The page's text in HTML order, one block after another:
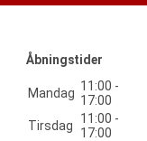
Åbningstider
Mandag 11:00 -
17:00
Tirsdag
11:00 -
17:00